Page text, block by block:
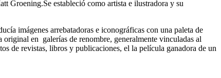
Groening.Se estableció como artista e ilustradora y su
imágenes arrebatadoras e iconográficas con una paleta de
en galerías de renombre, generalmente vinculadas al
de revistas, libros y publicaciones, el la película ganadora de un